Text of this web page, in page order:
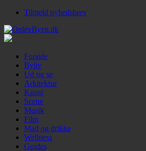
Tilmeld nyhedsbrev
Forside
Byliv
Ud og se
Arkitektur
Kunst
Scene
Musik
Film
Mad og drikke
Wellness
Guides